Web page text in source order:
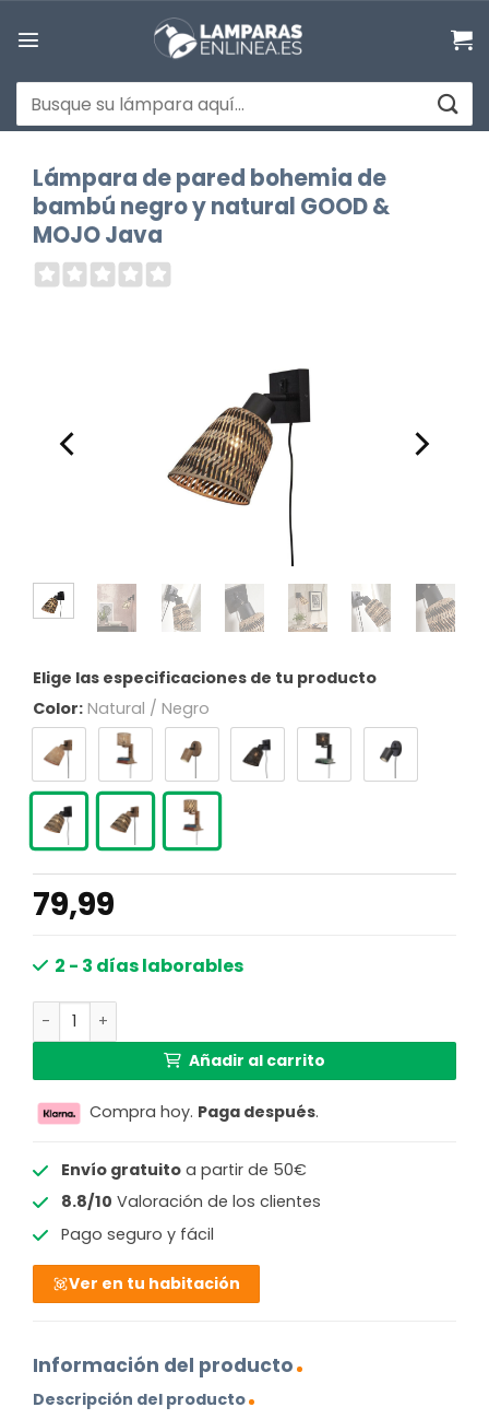
Buscar
por:
Lámpara de pared bohemia de
bambú negro y natural GOOD &
MOJO Java
Elige las especificaciones de tu producto
Color: Natural / Negro
79,99
2 - 3 días laborables
Lámpara de pared bohemia de bambú negro y natural
Añadir al carrito
Compra hoy. Paga después.
Envío gratuitoa partir de 50€
8.8/10 Valoración de los clientes
Pago seguro y fácil
Ver en tu habitación
Información del producto
Descripción del producto